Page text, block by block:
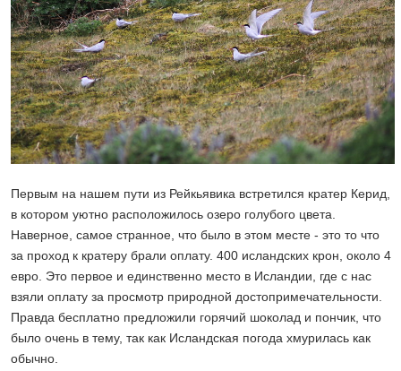
Первым на нашем пути из Рейкьявика встретился кратер Керид,
в котором уютно расположилось озеро голубого цвета.
Наверное, самое странное, что было в этом месте - это то что
за проход к кратеру брали оплату. 400 исландских крон, около 4
евро. Это первое и единственно место в Исландии, где с нас
взяли оплату за просмотр природной достопримечательности.
Правда бесплатно предложили горячий шоколад и пончик, что
было очень в тему, так как Исландская погода хмурилась как
обычно.